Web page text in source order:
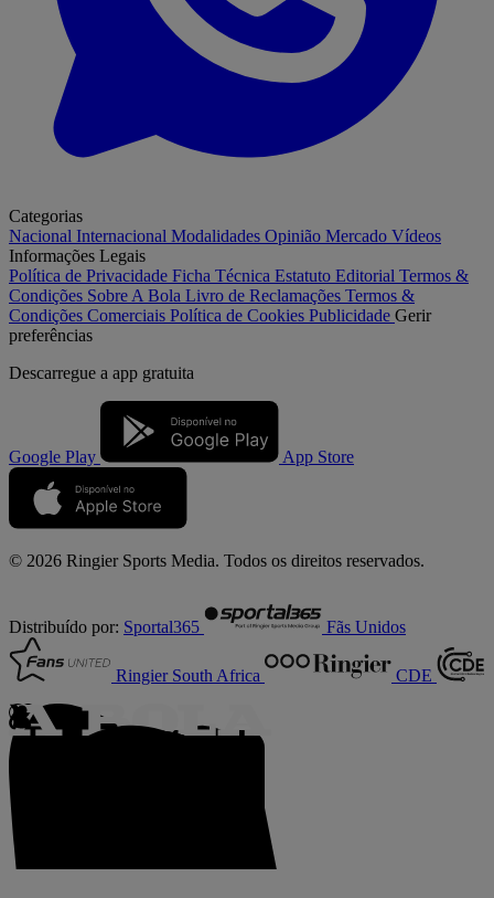
Categorias
Nacional Internacional Modalidades Opinião Mercado Vídeos
Informações Legais
Política de Privacidade Ficha Técnica Estatuto Editorial Termos &
Condições Sobre A Bola Livro de Reclamações Termos &
Condições Comerciais Política de Cookies Publicidade Gerir
preferências
Descarregue a app gratuita
Google Play App Store
© 2026 Ringier Sports Media. Todos os direitos reservados.
Distribuído por: Sportal365 Fãs Unidos
Ringier South Africa CDE